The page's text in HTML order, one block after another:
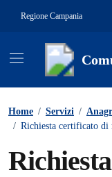
Regione Campania
Home / Servizi /
/ Richiesta certificato di